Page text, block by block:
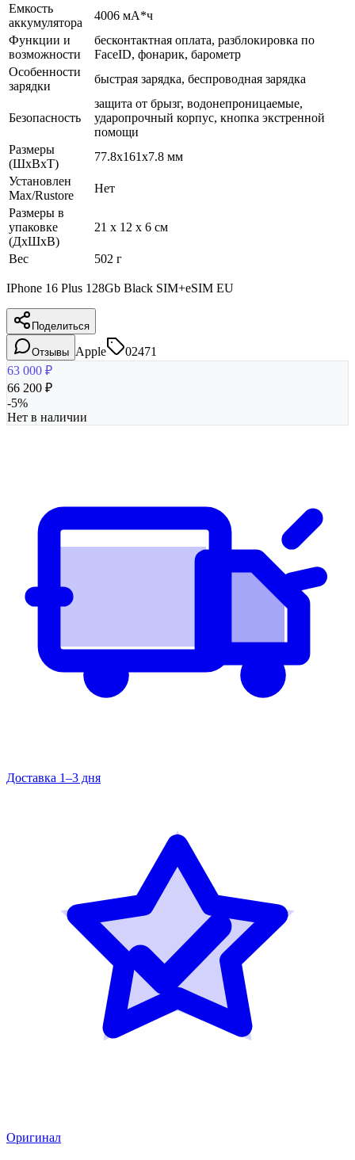
Емкость
аккумулятора
4006 мА*ч
Функции и
возможности
бесконтактная оплата, разблокировка по
FaceID, фонарик, барометр
Особенности
зарядки
быстрая зарядка, беспроводная зарядка
Безопасность
защита от брызг, водонепроницаемые,
ударопрочный корпус, кнопка экстренной
помощи
Размеры
(ШхВхТ)
77.8x161x7.8 мм
Установлен
Max/Rustore
Нет
Размеры в
упаковке
(ДхШхВ)
21 x 12 x 6 см
Вес 502 г
IPhone 16 Plus 128Gb Black SIM+eSIM EU
Поделиться
Отзывы Apple
02471
63 000 ₽
66 200 ₽
-5%
Нет в наличии
Доставка 1–3 дня
Оригинал